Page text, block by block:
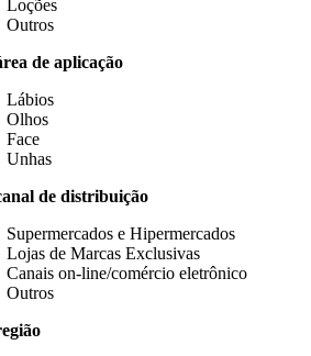
Loções
Outros
de aplicação
Lábios
Olhos
Face
Unhas
de distribuição
Supermercados e Hipermercados
Lojas de Marcas Exclusivas
Canais on-line/comércio eletrônico
Outros